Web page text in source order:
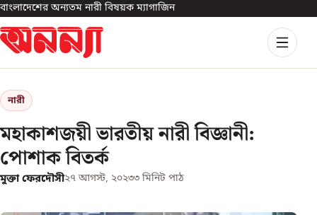
বাংলাদেশের অন্যতম নারী বিষয়ক ম্যাগাজিন
নারী
মহাকাশজয়ী ভারতীয় নারী বিজ্ঞানী:
পোশাক বিতর্ক
মুক্তা ফেরদৌসী২৭ আগস্ট, ২০২৩৩ মিনিট পাঠ